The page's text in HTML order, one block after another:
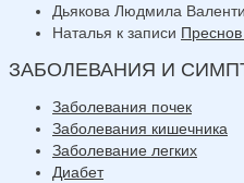
Дьякова Людмила
Наталья к записи
ЗАБОЛЕВАНИЯ И
Заболевания почек
Заболевания кишечника
Заболевание легких
Диабет